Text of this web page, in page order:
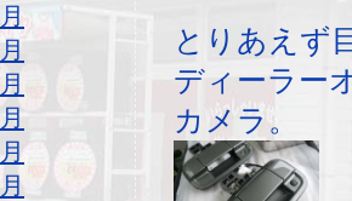
とりあえず
ディーラー
カメラ。